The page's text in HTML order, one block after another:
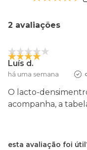
2 avaliações
Luís d.
há uma semana
O lacto-
acompanha, a
esta avaliação foi